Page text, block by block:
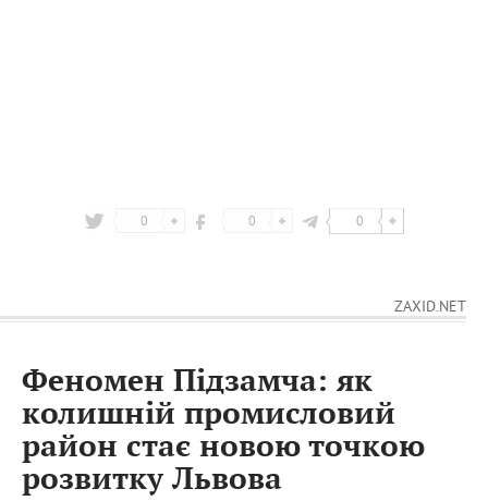
0 0 0
ZAXID.NET
Феномен Підзамча: як
колишній промисловий
район стає новою точкою
розвитку Львова